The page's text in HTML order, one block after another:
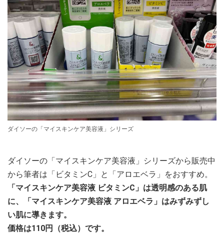
ダイソーの「マイスキンケア美容液」シリーズ
ダイソーの「マイスキンケア美容液」シリーズから販売中
から筆者は「ビタミンC」と「アロエベラ」をおすすめ。
「マイスキンケア美容液 ビタミンC」は透明感のある肌
に、「マイスキンケア美容液 アロエベラ」はみずみずし
い肌に導きます。
価格は110円（税込）です。